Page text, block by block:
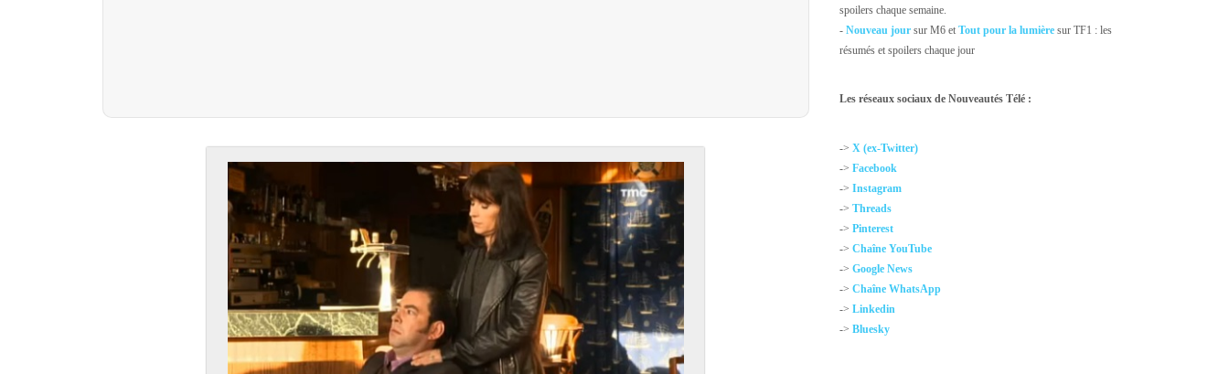
spoilers chaque semaine.
-Nouveau jour sur M6 etTout pour la lumière sur TF1 : les
résumés et spoilers chaque jour
Les réseaux sociaux de Nouveautés Télé :
->X (ex-Twitter)
->Facebook
->Instagram
->Threads
->Pinterest
->Chaîne YouTube
->Google News
->Chaîne WhatsApp
->Linkedin
->Bluesky